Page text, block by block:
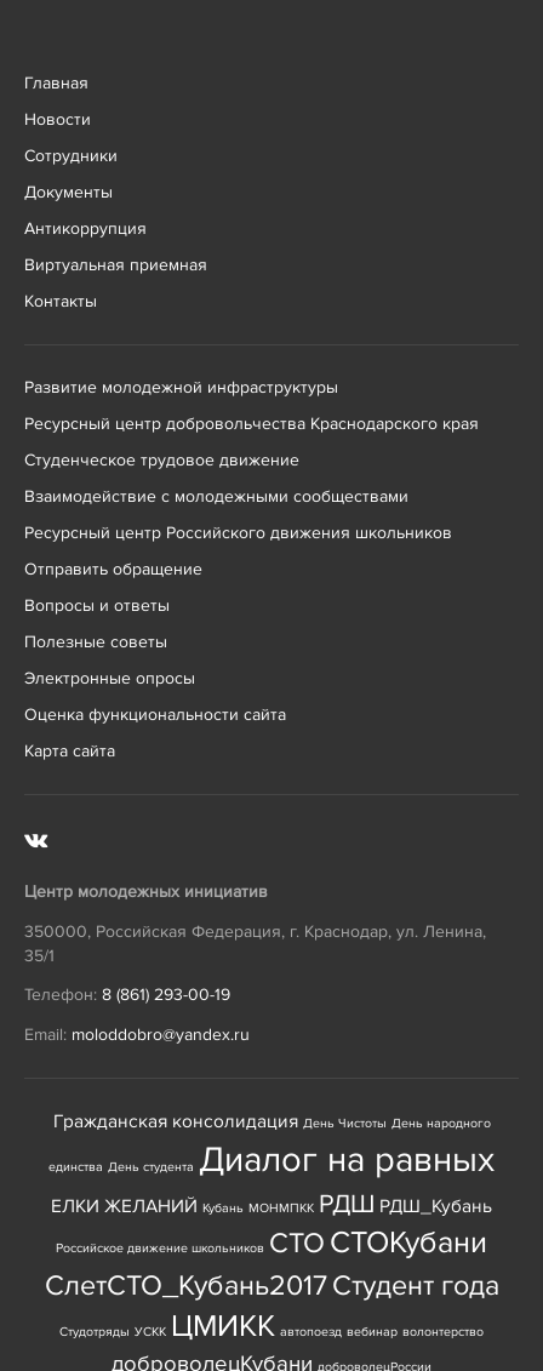
Главная
Новости
Сотрудники
Документы
Антикоррупция
Виртуальная приемная
Контакты
Развитие молодежной инфраструктуры
Ресурсный центр добровольчества Краснодарского края
Студенческое трудовое движение
Взаимодействие с молодежными сообществами
Ресурсный центр Российского движения школьников
Отправить обращение
Вопросы и ответы
Полезные советы
Электронные опросы
Оценка функциональности сайта
Карта сайта
Центр молодежных инициатив
350000, Российская Федерация, г. Краснодар, ул. Ленина,
35/1
Телефон: 8 (861) 293-00-19
Email: moloddobro@yandex.ru
Гражданская консолидация День Чистоты День народного
единства День студента Диалог на равных
ЕЛКИ ЖЕЛАНИЙ Кубань МОНМПКК РДШ РДШ_Кубань
Российское движение школьников СТО СТОКубани
СлетСТО_Кубань2017Студент года
Студотряды УСКК ЦМИКК автопоезд вебинар волонтерство
доброволецКубани доброволецРоссии